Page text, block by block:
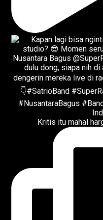
Kritis itu mahal